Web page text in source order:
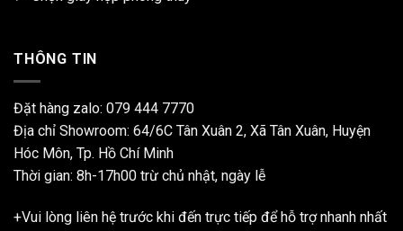
THÔNG TIN
Đặt hàng zalo: 079 444 7770
Địa chỉ Showroom: 64/6C Tân Xuân 2, Xã Tân Xuân, Huyện
Hóc Môn, Tp. Hồ Chí Minh
Thời gian: 8h-17h00 trừ chủ nhật, ngày lễ
+Vui lòng liên hệ trước khi đến trực tiếp để hỗ trợ nhanh nhất